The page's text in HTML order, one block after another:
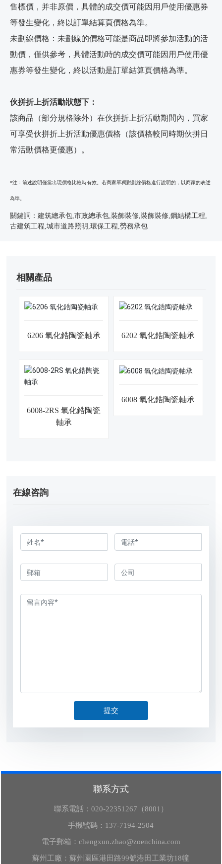
售標價，并非原價，具體的成交價可能因用戶使用優惠券
等發生變化，終以訂單結算頁價格為準。
未劃線價格：未劃線的價格可能是商品即將參加活動的活
動價，僅供參考，具體活動時的成交價可能因用戶使用優
惠券等發生變化，終以活動是訂單結算頁價格為準。
伙拼折上折活動狀態下：
該商品（部分規格除外）在伙拼折上折活動期間內，買家
可享受伙拼折上折活動優惠價格（該價格較同時期伙拼日
常活動價格更優惠）。
*注：前述說明僅當出現價格比較時有效。若商家單獨對劃線價格進行說明的，以商家的表述
為準。
關鍵詞：建筑總承包,市政總承包,裝飾裝修,裝飾裝修,鋼結構工程,
古建筑工程,城市道路照明,環保工程,勞務承包
相關產品
6206 氧化鋯陶瓷軸承 6202 氧化鋯陶瓷軸承
6008-2RS 氧化鋯陶瓷
軸承
6008 氧化鋯陶瓷軸承
在線咨詢
提交
聯系方式
聯系電話： 020-22351267（8001）
手機號碼： 137-7194-2504
電子郵箱： chengxun.zhao@zoenchina.com
蘇州工廠：蘇州園區港田路99號港田工業坊18幢